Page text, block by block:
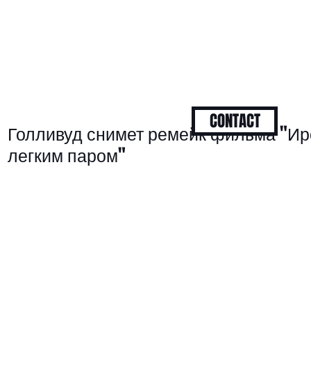
Голливуд снимет ремейк фильма
легким паром"
CONTACT